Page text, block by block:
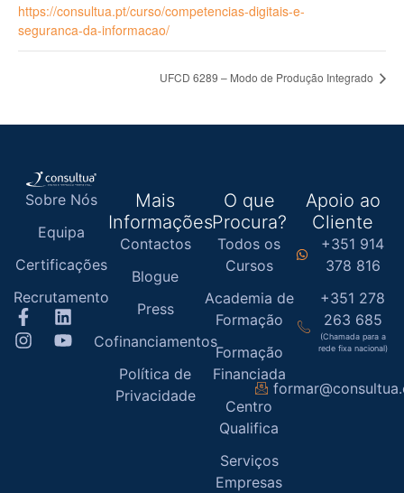
https://consultua.pt/curso/competencias-digitais-e-
seguranca-da-informacao/
UFCD 6289 – Modo de Produção Integrado
Sobre Nós
Equipa
Certificações
Recrutamento
Mais
Informações
Contactos
Blogue
Press
Cofinanciamentos
Política de
Privacidade
O que
Procura?
Todos os
Cursos
Academia de
Formação
Formação
Financiada
Centro
Qualifica
Serviços
Empresas
Apoio ao
Cliente
+351 914
378 816
+351 278
263 685
(Chamada para a
rede fixa nacional)